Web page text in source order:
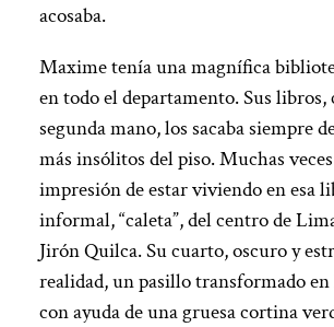
acosaba.
Maxime tenía una magnífica
en todo el departamento. Sus libros,
segunda mano, los sacaba siempre
más insólitos del piso. Muchas
impresión de estar viviendo en esa
informal, “caleta”, del centro de
Jirón Quilca. Su cuarto, oscuro y
realidad, un pasillo transformado
con ayuda de una gruesa cortina